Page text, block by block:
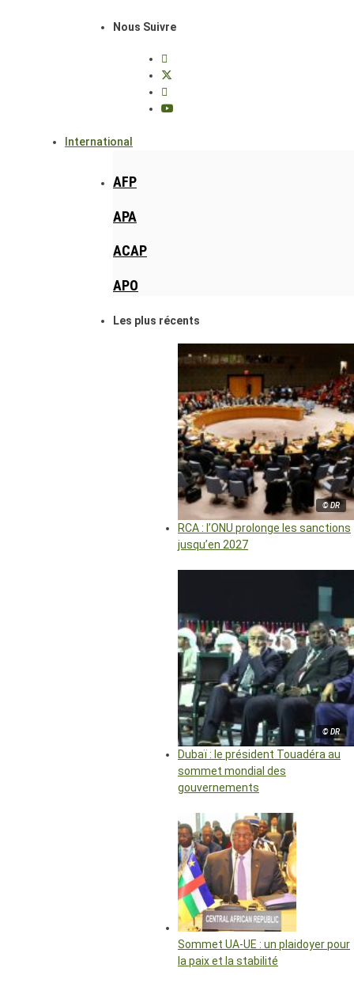
Nous Suivre
International
AFP
APA
ACAP
APO
Les plus récents
© DR
RCA : l’ONU prolonge les sanctions
jusqu’en 2027
© DR
Dubaï : le président Touadéra au
sommet mondial des
gouvernements
Sommet UA-UE : un plaidoyer pour
la paix et la stabilité